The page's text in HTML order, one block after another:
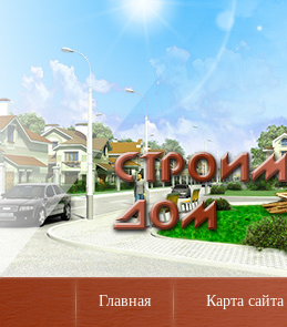
Главная Карта сайта